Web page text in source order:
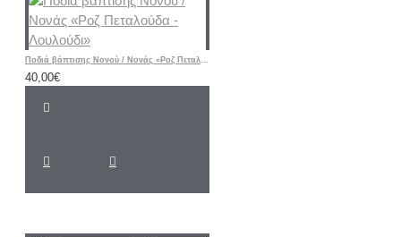
Ποδιά βάπτισης Νονού / Νονάς «Ροζ Πεταλούδα - Λουλούδι»
40,00€